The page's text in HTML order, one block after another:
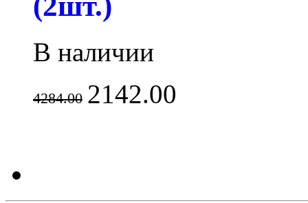
В наличии
4284.00 2142.00